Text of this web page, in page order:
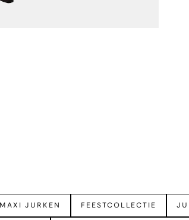
MAXI JURKEN FEESTCOLLECTIE